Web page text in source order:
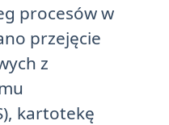
procesów w
przejęcie
z
kartotekę